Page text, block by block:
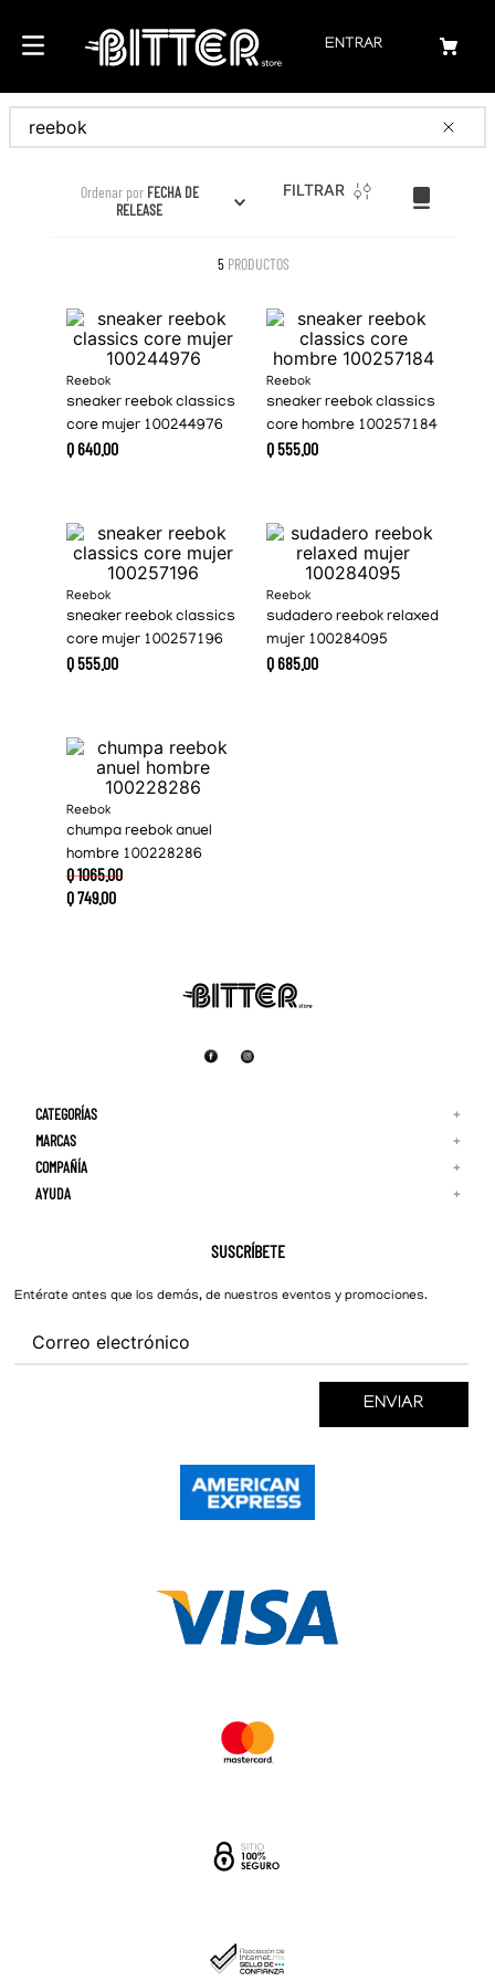
ENTRAR
Buscar
Ordenar por FECHA DE
RELEASE
FILTRAR
5 PRODUCTOS
Reebok
sneaker reebok classics
core mujer 100244976
Q640.00
Reebok
sneaker reebok classics
core hombre 100257184
Q555.00
Reebok
sneaker reebok classics
core mujer 100257196
Q555.00
Reebok
sudadero reebok relaxed
mujer 100284095
Q685.00
Reebok
chumpa reebok anuel
hombre 100228286
Q1065.00
Q749.00
CATEGORÍAS +
MARCAS +
Adidas
Reebok
COMPAÑÍA +
Quiénes Somos
AYUDA +
SUSCRÍBETE
Entérate antes que los demás, de nuestros eventos y promociones.
ENVIAR